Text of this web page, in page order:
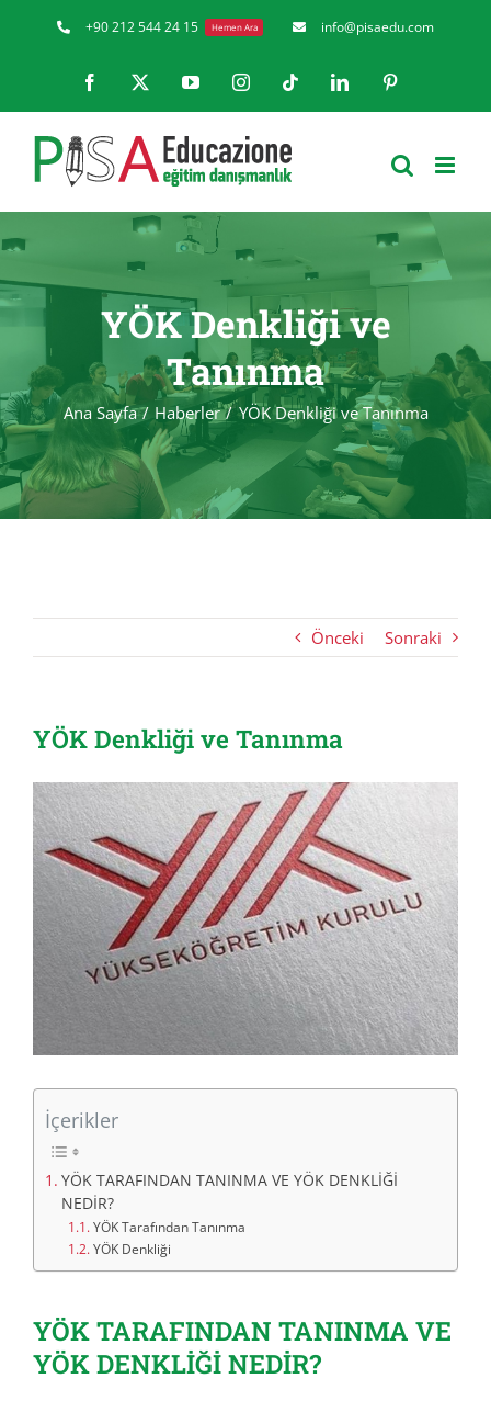
+90 212 544 24 15 Hemen Ara info@pisaedu.com
Facebook YouTubeInstagramTiktok LinkedIn
YÖK Denkliği ve
Tanınma
Ana Sayfa Haberler YÖK Denkliği ve Tanınma
Önceki Sonraki
YÖK Denkliği ve Tanınma
View
Larger
Image
İçerikler
YÖK TARAFINDAN TANINMA VE YÖK DENKLİĞİ
NEDİR?
YÖK Tarafından Tanınma
YÖK Denkliği
YÖK TARAFINDAN TANINMA VE
YÖK DENKLİĞİ NEDİR?